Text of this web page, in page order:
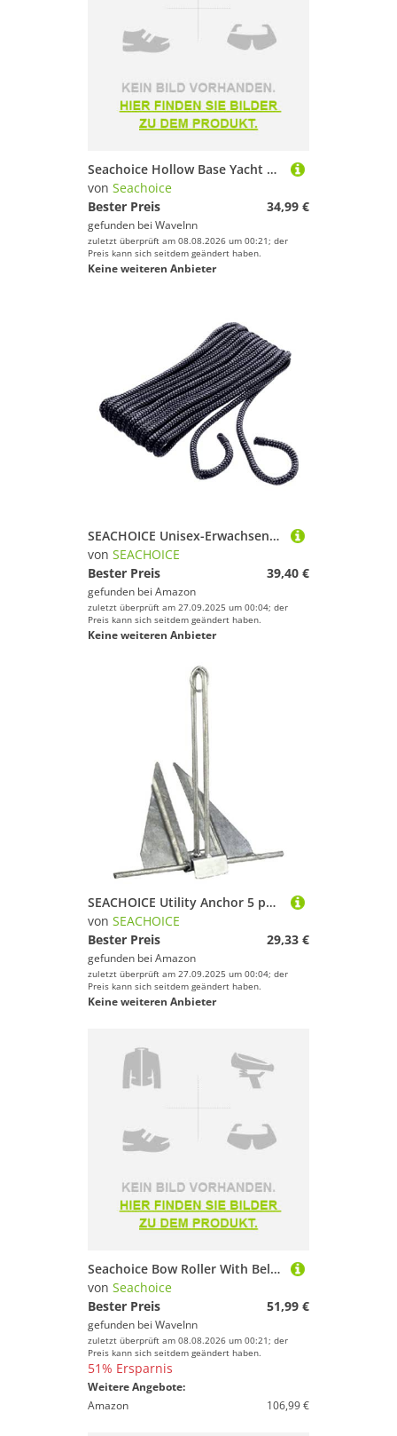
Seachoice Hollow Base Yacht Mooring Cleat Silber 203 x 44 mm
von Seachoice
Bester Preis
34,99 €
gefunden bei WaveInn
zuletzt überprüft am 08.08.2026 um 00:21; der
Preis kann sich seitdem geändert haben.
Keine weiteren Anbieter
SEACHOICE Unisex-Erwachsene 40861 Bootsfender, Schwarz, 1/4" x 6'
von SEACHOICE
Bester Preis
39,40 €
gefunden bei Amazon
zuletzt überprüft am 27.09.2025 um 00:04; der
Preis kann sich seitdem geändert haben.
Keine weiteren Anbieter
SEACHOICE Utility Anchor 5 pounds
von SEACHOICE
Bester Preis
29,33 €
gefunden bei Amazon
zuletzt überprüft am 27.09.2025 um 00:04; der
Preis kann sich seitdem geändert haben.
Keine weiteren Anbieter
Seachoice Bow Roller With Bells 4´´ Gelb
von Seachoice
Bester Preis
51,99 €
gefunden bei WaveInn
zuletzt überprüft am 08.08.2026 um 00:21; der
Preis kann sich seitdem geändert haben.
51% Ersparnis
Weitere Angebote:
Amazon
106,99 €